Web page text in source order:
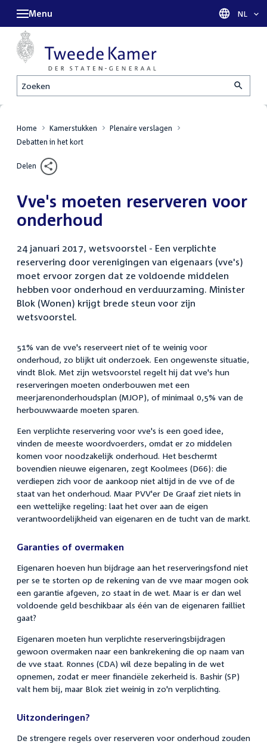
Zoeken
Menu Taal
NL
Home Kamerstukken
Plenaire verslagen
Debatten in het kort
Delen
Vve's moeten reserveren voor
onderhoud
24 januari 2017, wetsvoorstel - Een verplichte
reservering door verenigingen van eigenaars (vve's)
moet ervoor zorgen dat ze voldoende middelen
hebben voor onderhoud en verduurzaming. Minister
Blok (Wonen) krijgt brede steun voor zijn
wetsvoorstel.
51% van de vve's reserveert niet of te weinig voor
onderhoud, zo blijkt uit onderzoek. Een ongewenste situatie,
vindt Blok. Met zijn wetsvoorstel regelt hij dat vve's hun
reserveringen moeten onderbouwen met een
meerjarenonderhoudsplan (MJOP), of minimaal 0,5% van de
herbouwwaarde moeten sparen.
Een verplichte reservering voor vve's is een goed idee,
vinden de meeste woordvoerders, omdat er zo middelen
komen voor noodzakelijk onderhoud. Het beschermt
bovendien nieuwe eigenaren, zegt Koolmees (D66): die
verdiepen zich voor de aankoop niet altijd in de vve of de
staat van het onderhoud. Maar PVV'er De Graaf ziet niets in
een wettelijke regeling: laat het over aan de eigen
verantwoordelijkheid van eigenaren en de tucht van de markt.
Garanties of overmaken
Eigenaren hoeven hun bijdrage aan het reserveringsfond niet
per se te storten op de rekening van de vve maar mogen ook
een garantie afgeven, zo staat in de wet. Maar is er dan wel
voldoende geld beschikbaar als één van de eigenaren failliet
gaat?
Eigenaren moeten hun verplichte reserveringsbijdragen
gewoon overmaken naar een bankrekening die op naam van
de vve staat. Ronnes (CDA) wil deze bepaling in de wet
opnemen, zodat er meer financiële zekerheid is. Bashir (SP)
valt hem bij, maar Blok ziet weinig in zo'n verplichting.
Uitzonderingen?
De strengere regels over reserveren voor onderhoud zouden